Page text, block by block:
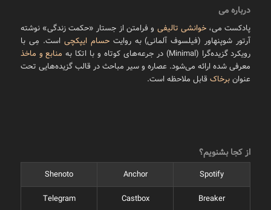
درباره می
پادکست می،خوانشی تالیفی و فرامتن از جستار «حکمت زندگی» نوشته
آرتور شوپنهاور (فیلسوف آلمانی) به روایتحسام ایپکچی است. مِی با
رویکرد گزیده‌گرا (Minimal) در جرعه‌های کوتاه و با اتکا به
منابع و ماخذ
معرفی شده ارائه می‌شود. عصاره و سیر مباحث در قالب گزیده‌هایی تحت
عنوانبرخاکقابل ملاحظه است.
از کجا بشنویم؟
Spotify
Anchor
Shenoto
Breaker
Castbox
Telegram